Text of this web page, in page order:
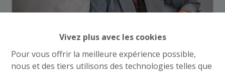
Vivez plus avec les cookies
Pour vous offrir la meilleure expérience possible,
nous et des tiers utilisons des technologies telles que